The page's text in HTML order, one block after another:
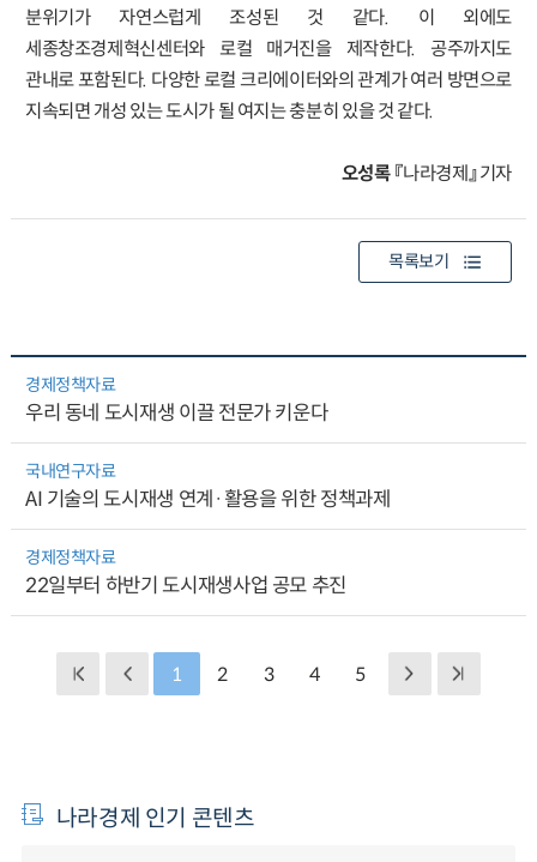
분위기가 자연스럽게 조성된 것 같다. 이 외에도
세종창조경제혁신센터와 로컬 매거진을 제작한다. 공주까지도
관내로 포함된다. 다양한 로컬 크리에이터와의 관계가 여러 방면으로
지속되면 개성 있는 도시가 될 여지는 충분히 있을 것 같다.
오성록 『나라경제』 기자
목록보기
경제정책자료
우리 동네 도시재생 이끌 전문가 키운다
국내연구자료
AI 기술의 도시재생 연계·활용을 위한 정책과제
경제정책자료
22일부터 하반기 도시재생사업 공모 추진
1 2 3 4 5
나라경제 인기 콘텐츠